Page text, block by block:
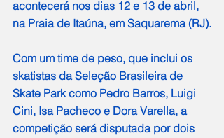
acontecerá nos dias 12 e 13 de abril,
na Praia de Itaúna, em Saquarema (RJ).
Com um time de peso, que inclui os
skatistas da Seleção Brasileira de
Skate Park como Pedro Barros, Luigi
Cini, Isa Pacheco e Dora Varella, a
competição será disputada por dois